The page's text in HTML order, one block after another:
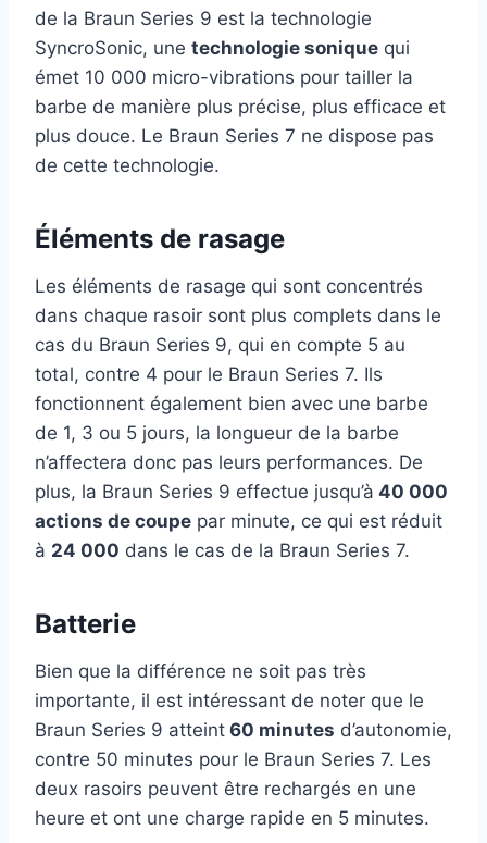
de la Braun Series 9 est la technologie
SyncroSonic, une technologie sonique qui
émet 10 000 micro-vibrations pour tailler la
barbe de manière plus précise, plus efficace et
plus douce. Le Braun Series 7 ne dispose pas
de cette technologie.
Éléments de rasage
Les éléments de rasage qui sont concentrés
dans chaque rasoir sont plus complets dans le
cas du Braun Series 9, qui en compte 5 au
total, contre 4 pour le Braun Series 7. Ils
fonctionnent également bien avec une barbe
de 1, 3 ou 5 jours, la longueur de la barbe
n’affectera donc pas leurs performances. De
plus, la Braun Series 9 effectue jusqu’à 40 000
actions de coupe par minute, ce qui est réduit
à 24 000 dans le cas de la Braun Series 7.
Batterie
Bien que la différence ne soit pas très
importante, il est intéressant de noter que le
Braun Series 9 atteint 60 minutes d’autonomie,
contre 50 minutes pour le Braun Series 7. Les
deux rasoirs peuvent être rechargés en une
heure et ont une charge rapide en 5 minutes.